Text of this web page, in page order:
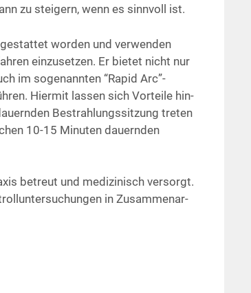
zu stei­gern, wenn es sinn­voll ist.
wor­den und ver­wen­den
ein­zu­set­zen. Er bie­tet nicht nur
im soge­nann­ten “Rapid Arc”-
Hier­mit las­sen sich Vor­tei­le hin­
Bestrah­lungs­sit­zung tre­ten
10-15 Minu­ten dau­ern­den
betreut und medi­zi­nisch ver­sorgt.
in Zusam­men­ar­